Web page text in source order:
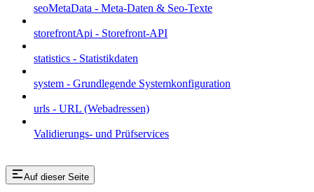
seoMetaData - Meta-Daten & Seo-Texte
storefrontApi - Storefront-API
statistics - Statistikdaten
system - Grundlegende Systemkonfiguration
urls - URL (Webadressen)
Validierungs- und Prüfservices
Auf dieser Seite